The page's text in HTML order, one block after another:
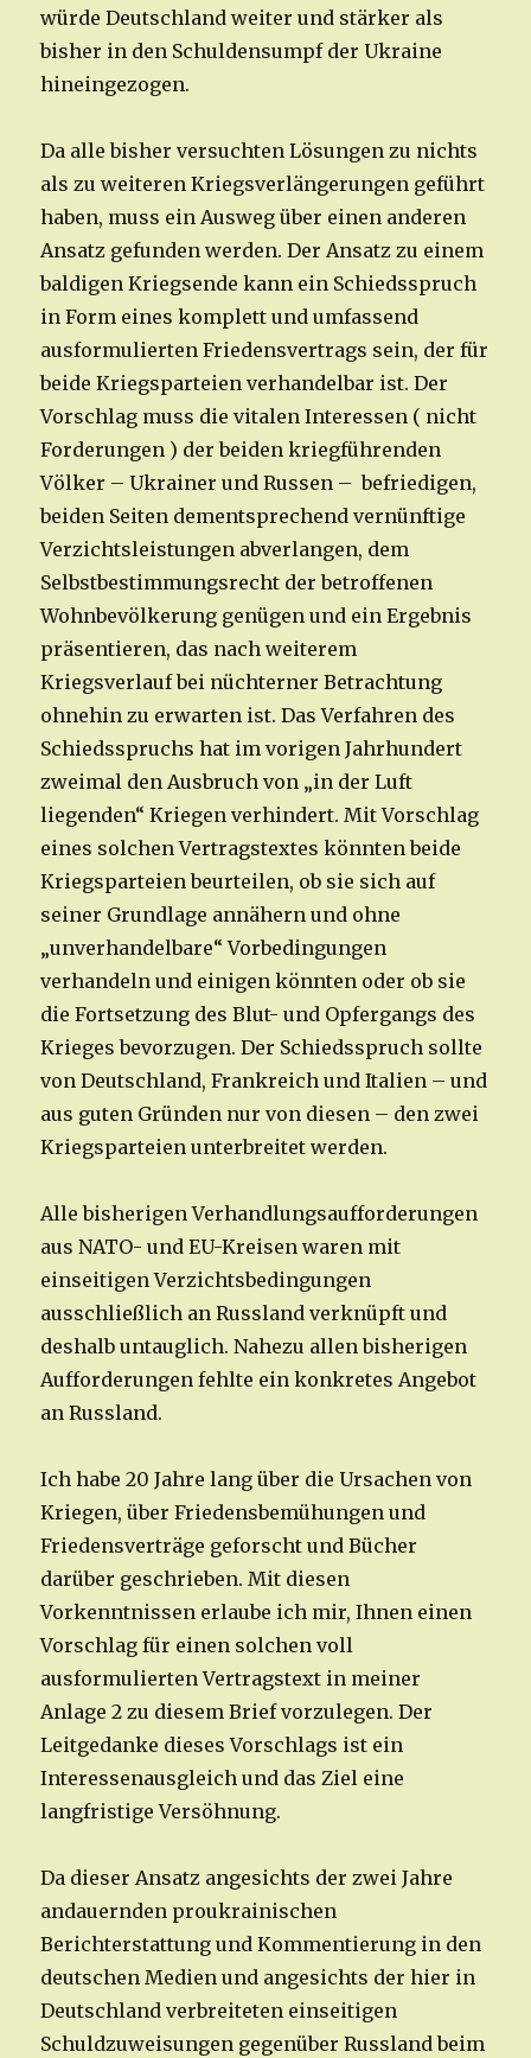
würde Deutschland weiter und stärker als
bisher in den Schuldensumpf der Ukraine
hineingezogen.
Da alle bisher versuchten Lösungen zu nichts
als zu weiteren Kriegsverlängerungen geführt
haben, muss ein Ausweg über einen anderen
Ansatz gefunden werden. Der Ansatz zu einem
baldigen Kriegsende kann ein Schiedsspruch
in Form eines komplett und umfassend
ausformulierten Friedensvertrags sein, der für
beide Kriegsparteien verhandelbar ist. Der
Vorschlag muss die vitalen Interessen ( nicht
Forderungen ) der beiden kriegführenden
Völker – Ukrainer und Russen – befriedigen,
beiden Seiten dementsprechend vernünftige
Verzichtsleistungen abverlangen, dem
Selbstbestimmungsrecht der betroffenen
Wohnbevölkerung genügen und ein Ergebnis
präsentieren, das nach weiterem
Kriegsverlauf bei nüchterner Betrachtung
ohnehin zu erwarten ist. Das Verfahren des
Schiedsspruchs hat im vorigen Jahrhundert
zweimal den Ausbruch von „in der Luft
liegenden“ Kriegen verhindert. Mit Vorschlag
eines solchen Vertragstextes könnten beide
Kriegsparteien beurteilen, ob sie sich auf
seiner Grundlage annähern und ohne
„unverhandelbare“ Vorbedingungen
verhandeln und einigen könnten oder ob sie
die Fortsetzung des Blut- und Opfergangs des
Krieges bevorzugen. Der Schiedsspruch sollte
von Deutschland, Frankreich und Italien – und
aus guten Gründen nur von diesen – den zwei
Kriegsparteien unterbreitet werden.
Alle bisherigen Verhandlungsaufforderungen
aus NATO- und EU-Kreisen waren mit
einseitigen Verzichtsbedingungen
ausschließlich an Russland verknüpft und
deshalb untauglich. Nahezu allen bisherigen
Aufforderungen fehlte ein konkretes Angebot
an Russland.
Ich habe 20 Jahre lang über die Ursachen von
Kriegen, über Friedensbemühungen und
Friedensverträge geforscht und Bücher
darüber geschrieben. Mit diesen
Vorkenntnissen erlaube ich mir, Ihnen einen
Vorschlag für einen solchen voll
ausformulierten Vertragstext in meiner
Anlage 2 zu diesem Brief vorzulegen. Der
Leitgedanke dieses Vorschlags ist ein
Interessenausgleich und das Ziel eine
langfristige Versöhnung.
Da dieser Ansatz angesichts der zwei Jahre
andauernden proukrainischen
Berichterstattung und Kommentierung in den
deutschen Medien und angesichts der hier in
Deutschland verbreiteten einseitigen
Schuldzuweisungen gegenüber Russland beim